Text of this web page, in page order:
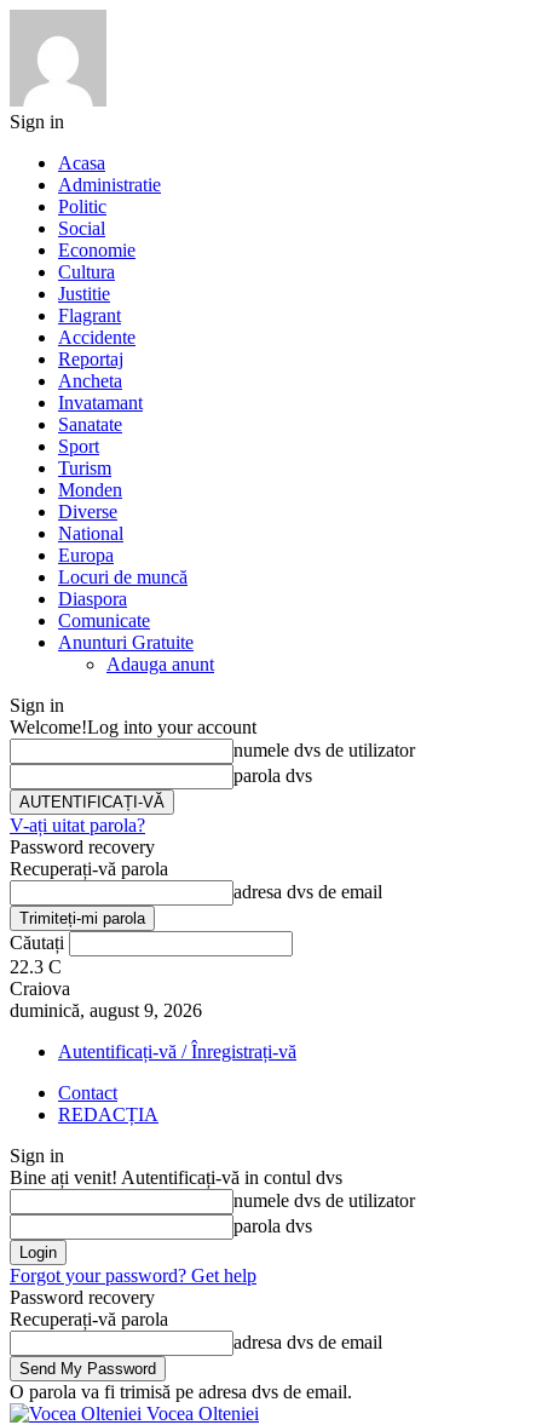
Sign in
Acasa
Administratie
Politic
Social
Economie
Cultura
Justitie
Flagrant
Accidente
Reportaj
Ancheta
Invatamant
Sanatate
Sport
Turism
Monden
Diverse
National
Europa
Locuri de muncă
Diaspora
Comunicate
Anunturi Gratuite
Adauga anunt
Sign in
Welcome!Log into your account
numele dvs de utilizator
parola dvs
V-ați uitat parola?
Password recovery
Recuperați-vă parola
adresa dvs de email
Căutați
22.3 C
Craiova
duminică, august 9, 2026
Autentificați-vă / Înregistrați-vă
Contact
REDACȚIA
Sign in
Bine ați venit! Autentificați-vă in contul dvs
numele dvs de utilizator
parola dvs
Forgot your password? Get help
Password recovery
Recuperați-vă parola
adresa dvs de email
O parola va fi trimisă pe adresa dvs de email.
Vocea Olteniei